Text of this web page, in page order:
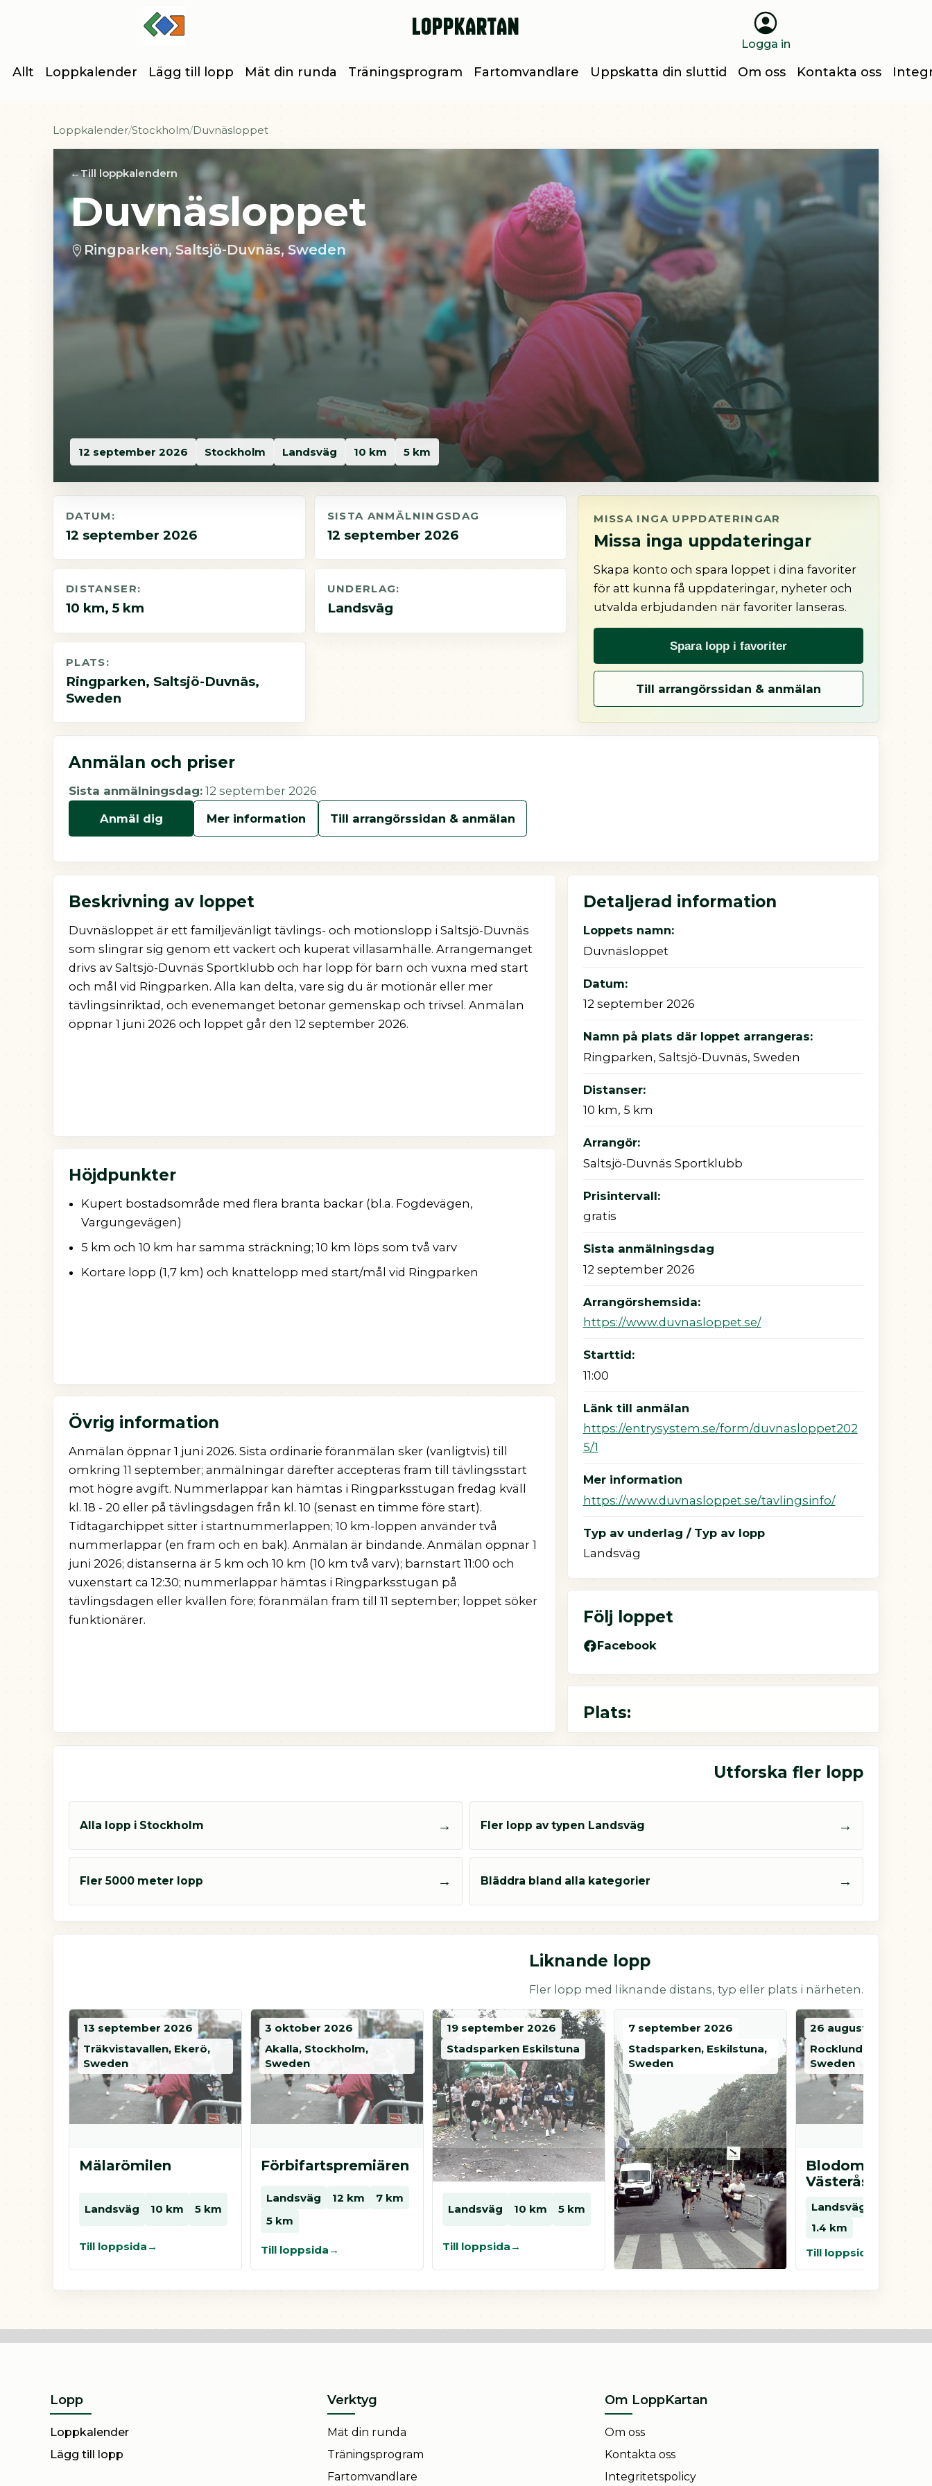
Loppkartan
Logga in
Allt Loppkalender Lägg till lopp Mät din runda Träningsprogram Fartomvandlare Uppskatta din sluttid Om oss Kontakta oss
Loppkalender Stockholm Duvnäsloppet
Till loppkalendern
Duvnäsloppet
Ringparken, Saltsjö-Duvnäs, Sweden
12 september 2026 Stockholm Landsväg 10 km 5 km
DATUM:
12 september 2026
SISTA ANMÄLNINGSDAG
12 september 2026
DISTANSER:
10 km, 5 km
UNDERLAG:
Landsväg
PLATS:
Ringparken, Saltsjö-Duvnäs,
Sweden
MISSA INGA UPPDATERINGAR
Missa inga uppdateringar
Skapa konto och spara loppet i dina favoriter
för att kunna få uppdateringar, nyheter och
utvalda erbjudanden när favoriter lanseras.
Spara lopp i favoriter
Till arrangörssidan & anmälan
Anmälan och priser
Sista anmälningsdag: 12 september 2026
Anmäl dig
Mer information Till arrangörssidan & anmälan
Beskrivning av loppet
Duvnäsloppet är ett familjevänligt tävlings- och motionslopp i Saltsjö-Duvnäs
som slingrar sig genom ett vackert och kuperat villasamhälle. Arrangemanget
drivs av Saltsjö-Duvnäs Sportklubb och har lopp för barn och vuxna med start
och mål vid Ringparken. Alla kan delta, vare sig du är motionär eller mer
tävlingsinriktad, och evenemanget betonar gemenskap och trivsel. Anmälan
öppnar 1 juni 2026 och loppet går den 12 september 2026.
Höjdpunkter
Kupert bostadsområde med flera branta backar (bl.a. Fogdevägen,
Vargungevägen)
5 km och 10 km har samma sträckning; 10 km löps som två varv
Kortare lopp (1,7 km) och knattelopp med start/mål vid Ringparken
Övrig information
Anmälan öppnar 1 juni 2026. Sista ordinarie föranmälan sker (vanligtvis) till
omkring 11 september; anmälningar därefter accepteras fram till tävlingsstart
mot högre avgift. Nummerlappar kan hämtas i Ringparksstugan fredag kväll
kl. 18 - 20 eller på tävlingsdagen från kl. 10 (senast en timme före start).
Tidtagarchippet sitter i startnummerlappen; 10 km-loppen använder två
nummerlappar (en fram och en bak). Anmälan är bindande. Anmälan öppnar 1
juni 2026; distanserna är 5 km och 10 km (10 km två varv); barnstart 11:00 och
vuxenstart ca 12:30; nummerlappar hämtas i Ringparksstugan på
tävlingsdagen eller kvällen före; föranmälan fram till 11 september; loppet söker
funktionärer.
Detaljerad information
Loppets namn:
Duvnäsloppet
Datum:
12 september 2026
Namn på plats där loppet arrangeras:
Ringparken, Saltsjö-Duvnäs, Sweden
Distanser:
10 km, 5 km
Arrangör:
Saltsjö-Duvnäs Sportklubb
Prisintervall:
gratis
Sista anmälningsdag
12 september 2026
Arrangörshemsida:
https://www.duvnasloppet.se/
Starttid:
11:00
Länk till anmälan
https://entrysystem.se/form/duvnasloppet202
5/1
Mer information
https://www.duvnasloppet.se/tavlingsinfo/
Typ av underlag / Typ av lopp
Landsväg
Följ loppet
Facebook
Plats:
Utforska fler lopp
Alla lopp i Stockholm → Fler lopp av typen Landsväg →
Fler 5000 meter lopp → Bläddra bland alla kategorier →
Liknande lopp
Fler lopp med liknande distans, typ eller plats i närheten.
13 september 2026
Träkvistavallen, Ekerö,
Sweden
Mälarömilen
Landsväg 10 km 5 km
Till loppsida
3 oktober 2026
Akalla, Stockholm,
Sweden
Förbifartspremiären
Landsväg 12 km
7 km
5 km
Till loppsida
19 september 2026
Stadsparken Eskilstuna
Coop Eskilstunarunt
Landsväg 10 km 5 km
Till loppsida
7 september 2026
Stadsparken, Eskilstuna,
Sweden
Blodomloppet
Eskilstuna
Landsväg 10 km
5 km
0.8 km
Till loppsida
26 augusti 2026
Rocklunda IP,
Sweden
Blodomloppet
Västerås
Landsväg
1.4 km
Till loppsida
Lopp
Loppkalender
Lägg till lopp
Verktyg
Mät din runda
Träningsprogram
Fartomvandlare
Om LoppKartan
Om oss
Kontakta oss
Integritetspolicy